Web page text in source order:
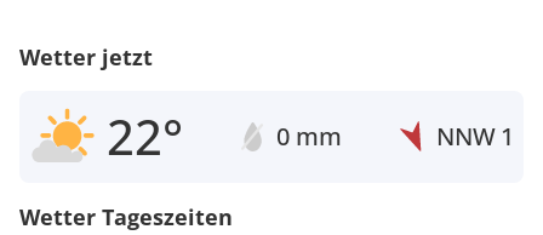
Wetter jetzt
22° 0 mm NNW 1
Wetter Tageszeiten